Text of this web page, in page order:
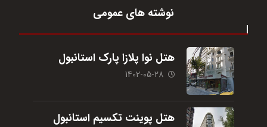
نوشته های عمومی
هتل نوا پلازا پارک استانبول
1402-05-28
هتل پوینت تکسیم استانبول